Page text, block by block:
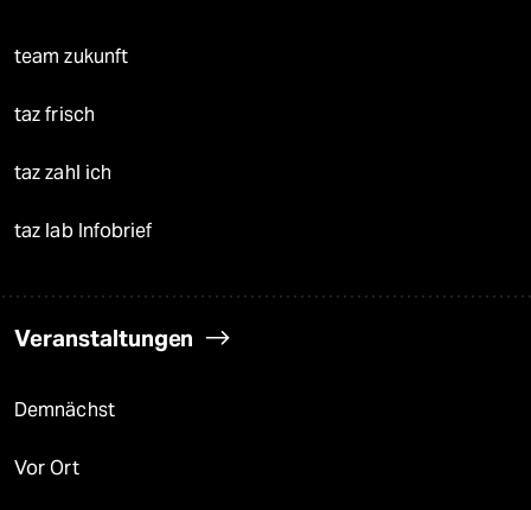
team zukunft
taz frisch
taz zahl ich
taz lab Infobrief
Veranstaltungen
Demnächst
Vor Ort